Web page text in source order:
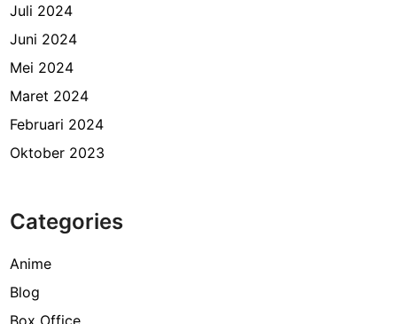
Juli 2024
Juni 2024
Mei 2024
Maret 2024
Februari 2024
Oktober 2023
Categories
Anime
Blog
Box Office